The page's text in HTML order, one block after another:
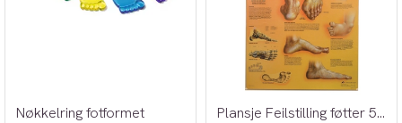
Nøkkelring fotformet Plansje Feilstilling føtter 50x68cm